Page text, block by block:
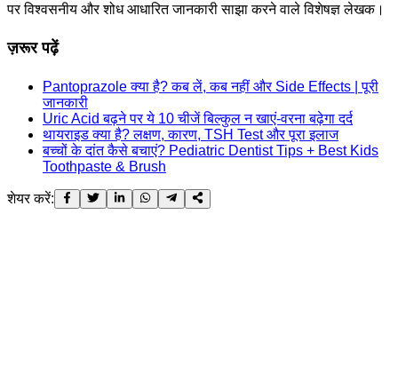
पर विश्वसनीय और शोध आधारित जानकारी साझा करने वाले विशेषज्ञ लेखक।
ज़रूर पढ़ें
Pantoprazole क्या है? कब लें, कब नहीं और Side Effects | पूरी
जानकारी
Uric Acid बढ़ने पर ये 10 चीजें बिल्कुल न खाएं-वरना बढ़ेगा दर्द
थायराइड क्या है? लक्षण, कारण, TSH Test और पूरा इलाज
बच्चों के दांत कैसे बचाएं? Pediatric Dentist Tips + Best Kids
Toothpaste & Brush
शेयर करें: